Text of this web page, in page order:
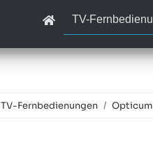
TV-
TV-Fernbedienungen